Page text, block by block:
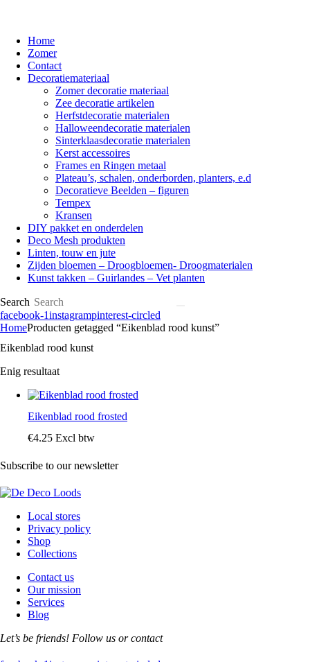
Home
Zomer
Contact
Decoratiemateriaal
Zomer decoratie materiaal
Zee decoratie artikelen
Herfstdecoratie materialen
Halloweendecoratie materialen
Sinterklaasdecoratie materialen
Kerst accessoires
Frames en Ringen metaal
Plateau’s, schalen, onderborden, planters, e.d
Decoratieve Beelden – figuren
Tempex
Kransen
DIY pakket en onderdelen
Deco Mesh produkten
Linten, touw en jute
Zijden bloemen – Droogbloemen- Droogmaterialen
Kunst takken – Guirlandes – Vet planten
Search
facebook-1instagrampinterest-circled
HomeProducten getagged “Eikenblad rood kunst”
Eikenblad rood kunst
Enig resultaat
Eikenblad rood frosted
€4.25 Excl btw
Subscribe to our newsletter
Local stores
Privacy policy
Shop
Collections
Contact us
Our mission
Services
Blog
Let’s be friends! Follow us or contact